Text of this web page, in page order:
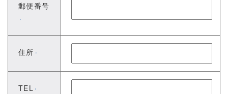
郵便番号
※
住所 ※
TEL ※